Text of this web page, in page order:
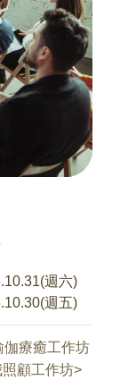
色的轉
彼此的默契
程裡，我們
該如何在
的平衡？
變動中更加
是一段彼此
變得更
後協作的必
出那些從長
的命令式語
現場撕掉
溫度的對
話的轉場
內心說不出
，陪你在情
地替緊繃
人在戰鬥
創作，你會
只是一堂
」重擔、重
週六)
週五)
伽療癒工作坊
顧工作坊>